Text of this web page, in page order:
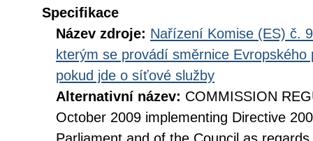
Specifikace
Název zdroje: Nařízení Komise (ES) č.
kterým se provádí směrnice
pokud jde o síťové služby
Alternativní název: COMMISSION
October 2009 implementing Directive